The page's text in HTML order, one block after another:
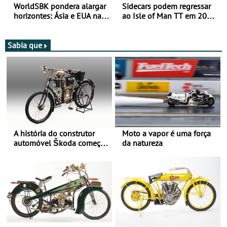
WorldSBK pondera alargar
horizontes: Ásia e EUA na
Sidecars podem regressar
ao Isle of Man TT em 2027
Sabia que
A história do construtor
automóvel Škoda começou
Moto a vapor é uma força
da natureza